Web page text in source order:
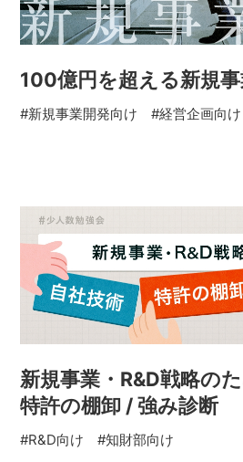
100億円を超える新規事
#新規事業開発向け #経営企画向け
新規事業・R&D戦略の
特許の棚卸 / 強み診断
#R&D向け #知財部向け